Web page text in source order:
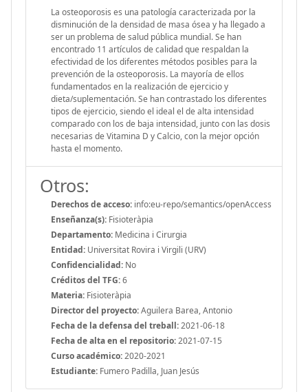
La osteoporosis es una patología caracterizada por la
disminución de la densidad de masa ósea y ha llegado a
ser un problema de salud pública mundial. Se han
encontrado 11 artículos de calidad que respaldan la
efectividad de los diferentes métodos posibles para la
prevención de la osteoporosis. La mayoría de ellos
fundamentados en la realización de ejercicio y
dieta/suplementación. Se han contrastado los diferentes
tipos de ejercicio, siendo el ideal el de alta intensidad
comparado con los de baja intensidad, junto con las dosis
necesarias de Vitamina D y Calcio, con la mejor opción
hasta el momento.
Otros:
Derechos de acceso: info:eu-repo/semantics/openAccess
Enseñanza(s): Fisioteràpia
Departamento: Medicina i Cirurgia
Entidad: Universitat Rovira i Virgili (URV)
Confidencialidad: No
Créditos del TFG:6
Materia: Fisioteràpia
Director del proyecto:Aguilera Barea, Antonio
Fecha de la defensa del treball:2021-06-18
Fecha de alta en el repositorio:2021-07-15
Curso académico:2020-2021
Estudiante: Fumero Padilla, Juan Jesús